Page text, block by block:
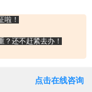
啦！
？还不赶紧去办！
点击在线咨询